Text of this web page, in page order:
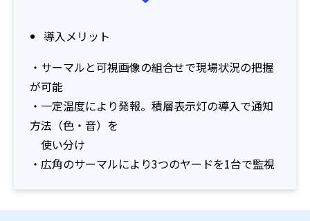
導入メリット
・サーマルと可視画像の組合せで現場状況の把握
が可能
・一定温度により発報。積層表示灯の導入で通知
方法（色・音）を
使い分け
・広角のサーマルにより3つのヤードを1台で監視